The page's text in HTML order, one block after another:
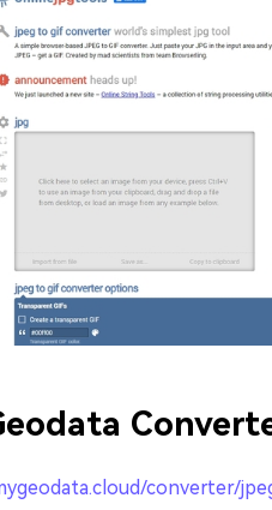
converter/